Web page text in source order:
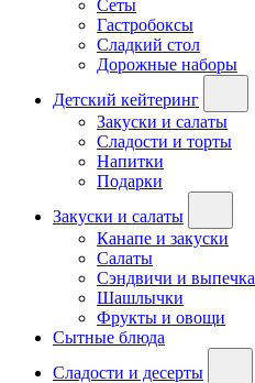
Сеты
Гастробоксы
Сладкий стол
Дорожные наборы
Детский кейтеринг
Закуски и салаты
Сладости и торты
Напитки
Подарки
Закуски и салаты
Канапе и закуски
Салаты
Сэндвичи и выпечка
Шашлычки
Фрукты и овощи
Сытные блюда
Сладости и десерты